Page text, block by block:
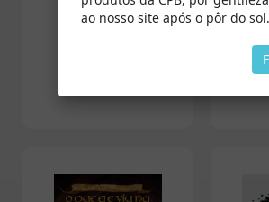
Sentido Único
Vida
ao nosso site após o pôr do sol.